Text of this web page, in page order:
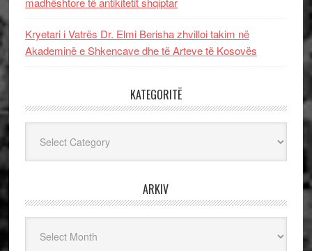
Kryetari i Vatrës Dr. Elmi Berisha zhvilloi takim në
Akademinë e Shkencave dhe të Arteve të Kosovës
KATEGORITË
ARKIV